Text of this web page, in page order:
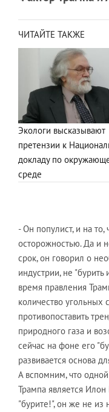
ЧИТАЙТЕ ТАКЖЕ
Экологи высказывают
претензии к
докладу по
среде
- Он популист, и на то,
осторожностью. Да и
срок, он говорил о
индустрии, не "бурить
время правления
количество угольных
противопоставить
природного газа и
сейчас на фоне его
развивается основа
А вспомним, что
Трампа является
"бурите!", он же не из